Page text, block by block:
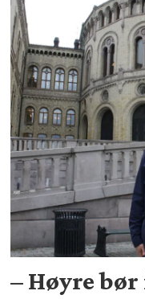
– Høyre